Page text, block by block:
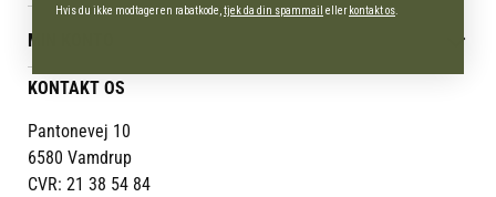
Levering & afhentning
Følg din bestilling
Persondatapolitik
Cookies
Vores butikker
Job
Mærker
Om os
Om Vestjyllands Andel
Blog
Ofte stillede spørgsmål
MIN KONTO
Administrer min konto
KONTAKT OS
Pantonevej 10
6580 Vamdrup
CVR: 21 38 54 84
Hvis du ikke modtager en rabatkode, tjek da din spammail ellerkontakt os